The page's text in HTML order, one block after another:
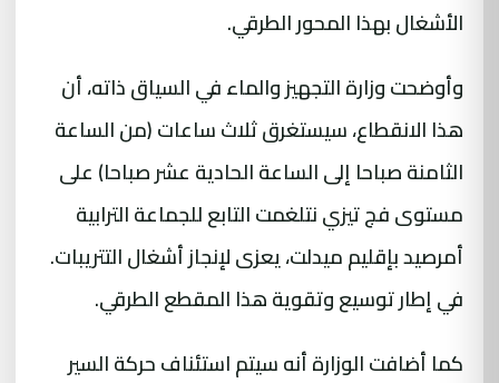
الأشغال بهذا المحور الطرقي.
وأوضحت وزارة التجهيز والماء في السياق ذاته، أن
هذا الانقطاع، سيستغرق ثلاث ساعات (من الساعة
الثامنة صباحا إلى الساعة الحادية عشر صباحا) على
مستوى فج تيزي نتلغمت التابع للجماعة الترابية
أمرصيد بإقليم ميدلت، يعزى لإنجاز أشغال التتريبات.
في إطار توسيع وتقوية هذا المقطع الطرقي.
كما أضافت الوزارة أنه سيتم استئناف حركة السير